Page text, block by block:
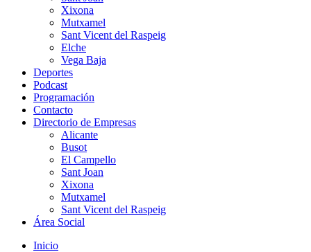
Xixona
Mutxamel
Sant Vicent del Raspeig
Elche
Vega Baja
Deportes
Podcast
Programación
Contacto
Directorio de Empresas
Alicante
Busot
El Campello
Sant Joan
Xixona
Mutxamel
Sant Vicent del Raspeig
Área Social
Inicio